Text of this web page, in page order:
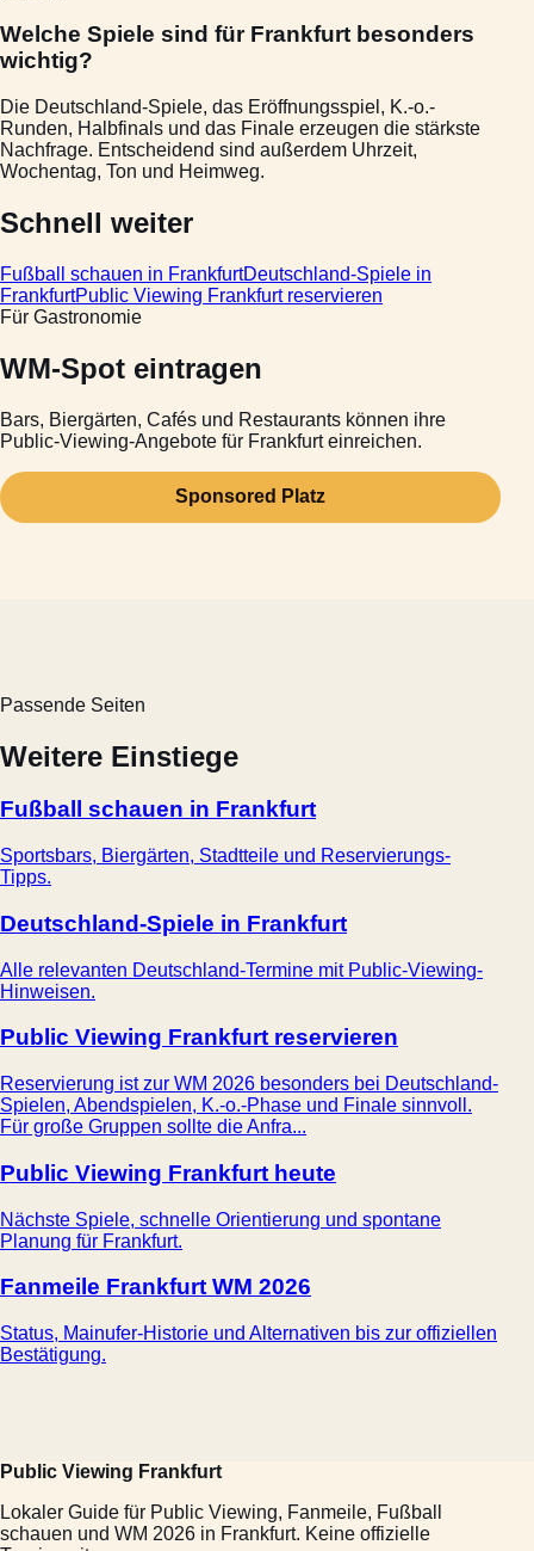
Welche Spiele sind für Frankfurt besonders
wichtig?
Die Deutschland-Spiele, das Eröffnungsspiel, K.-o.-
Runden, Halbfinals und das Finale erzeugen die stärkste
Nachfrage. Entscheidend sind außerdem Uhrzeit,
Wochentag, Ton und Heimweg.
Schnell weiter
Fußball schauen in FrankfurtDeutschland-Spiele in
FrankfurtPublic Viewing Frankfurt reservieren
Für Gastronomie
WM-Spot eintragen
Bars, Biergärten, Cafés und Restaurants können ihre
Public-Viewing-Angebote für Frankfurt einreichen.
Sponsored Platz
Passende Seiten
Weitere Einstiege
Fußball schauen in Frankfurt
Sportsbars, Biergärten, Stadtteile und Reservierungs-
Tipps.
Deutschland-Spiele in Frankfurt
Alle relevanten Deutschland-Termine mit Public-Viewing-
Hinweisen.
Public Viewing Frankfurt reservieren
Reservierung ist zur WM 2026 besonders bei Deutschland-
Spielen, Abendspielen, K.-o.-Phase und Finale sinnvoll.
Für große Gruppen sollte die Anfra...
Public Viewing Frankfurt heute
Nächste Spiele, schnelle Orientierung und spontane
Planung für Frankfurt.
Fanmeile Frankfurt WM 2026
Status, Mainufer-Historie und Alternativen bis zur offiziellen
Bestätigung.
Public Viewing Frankfurt
Lokaler Guide für Public Viewing, Fanmeile, Fußball
schauen und WM 2026 in Frankfurt. Keine offizielle